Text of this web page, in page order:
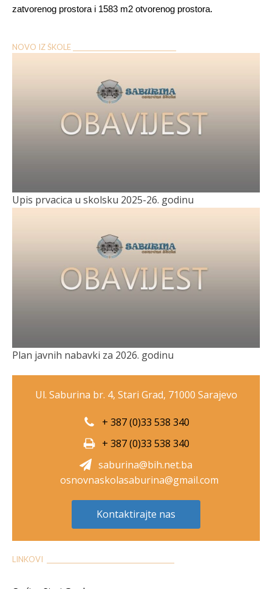
zatvorenog prostora i 1583 m2 otvorenog prostora.
NOVO IZ ŠKOLE __________________________________
Upis prvacica u skolsku 2025-26. godinu
Plan javnih nabavki za 2026. godinu
Ul. Saburina br. 4, Stari Grad, 71000 Sarajevo
+ 387 (0)33 538 340
+ 387 (0)33 538 340
saburina@bih.net.ba
osnovnaskolasaburina@gmail.com
Kontaktirajte nas
LINKOVI __________________________________________